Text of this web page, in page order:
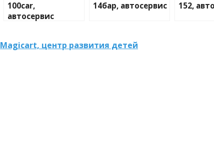
100car,
автосервис
14бар, автосервис 152,
Magicart, центр развития детей